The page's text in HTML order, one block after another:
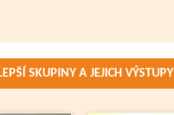
SKUPINY A JEJICH VÝSTUPY